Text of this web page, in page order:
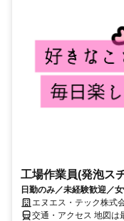
工場作業員(発泡ス
日勤のみ／未経験歓迎／
エヌエス・テック株式
交通・アクセス 地図は